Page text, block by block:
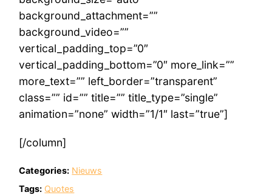
background_attachment=””
background_video=””
vertical_padding_top=”0″
vertical_padding_bottom=”0″ more_link=””
more_text=”” left_border=”transparent”
class=”” id=”” title=”” title_type=”single”
animation=”none” width=”1/1″ last=”true”]
[/column]
Categories: Nieuws
Tags: Quotes